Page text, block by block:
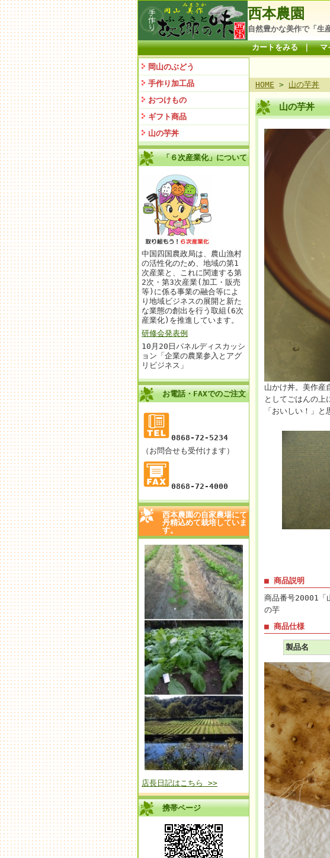
西本農園
自然豊かな美作で「生
カートをみる｜ マ
岡山のぶどう
手作り加工品
おつけもの
ギフト商品
山の芋丼
「６次産業化」について
中国四国農政局は、農山漁村
の活性化のため、地域の第1
次産業と、これに関連する第
2次・第3次産業(加工・販売
等)に係る事業の融合等によ
り地域ビジネスの展開と新た
な業態の創出を行う取組(6次
産業化)を推進しています。
研修会発表例
10月20日パネルディスカッシ
ョン「企業の農業参入とアグ
リビジネス」
お電話・FAXでのご注文
0868-72-5234
（お問合せも受付けます）
0868-72-4000
西本農園の自家農場にて
丹精込めて栽培していま
す。
店長日記はこちら >>
携帯ページ
HOME > 山の芋丼
山の芋丼
山かけ丼。美作産
としてごはんの上
「おいしい！」
■ 商品説明
商品番号20001
の芋
■ 商品仕様
製品名